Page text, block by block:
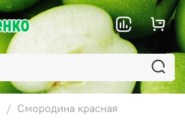
Смородина красная